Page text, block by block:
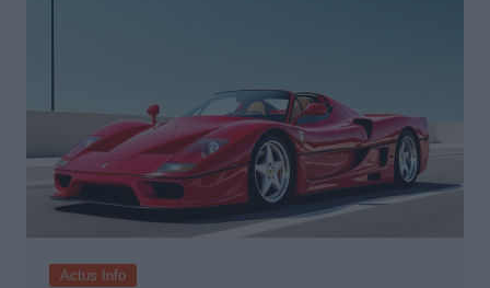
Actus Info